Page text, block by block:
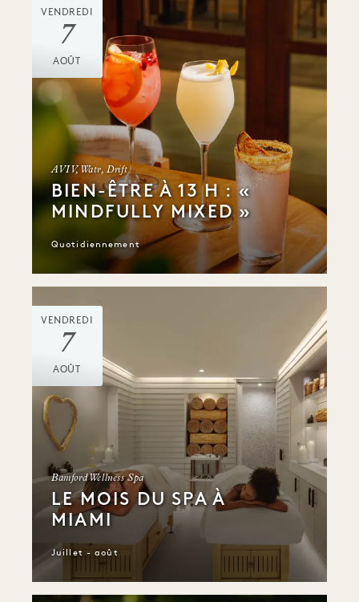
VENDREDI
7
AOÛT
AVIV, Watr, Drift
BIEN-ÊTRE À 13 H : «
MINDFULLY MIXED »
Quotidiennement
VENDREDI
7
AOÛT
Bamford Wellness Spa
LE MOIS DU SPA À
MIAMI
Juillet - août